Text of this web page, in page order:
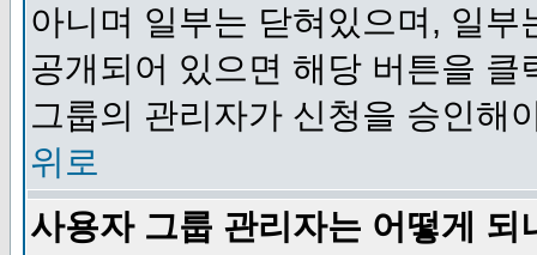
아니며 일부는 닫혀있으며, 일
공개되어 있으면 해당 버튼을
그룹의 관리자가 신청을 승인해
위로
사용자 그룹 관리자는 어떻게 되